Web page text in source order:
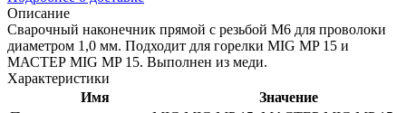
Описание
Сварочный наконечник прямой с резьбой М6 для проволоки
диаметром 1,0 мм. Подходит для горелки MIG MP 15 и
МАСТЕР MIG MP 15. Выполнен из меди.
Характеристики
Имя
Значение